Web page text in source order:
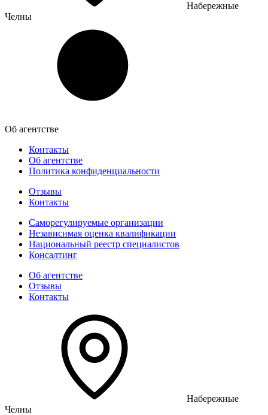
Набережные
Челны
Об агентстве
Контакты
Об агентстве
Политика конфиденциальности
Отзывы
Контакты
Саморегулируемые организации
Независимая оценка квалификации
Национальный реестр специалистов
Консалтинг
Об агентстве
Отзывы
Контакты
Набережные
Челны